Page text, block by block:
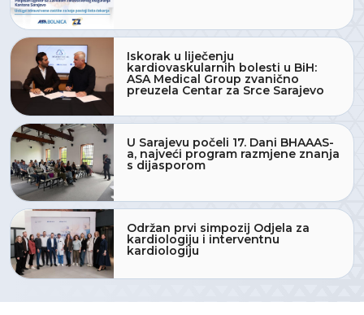
Iskorak u liječenju
kardiovaskularnih bolesti u BiH:
ASA Medical Group zvanično
preuzela Centar za Srce Sarajevo
U Sarajevu počeli 17. Dani BHAAAS-
a, najveći program razmjene znanja
s dijasporom
Održan prvi simpozij Odjela za
kardiologiju i interventnu
kardiologiju